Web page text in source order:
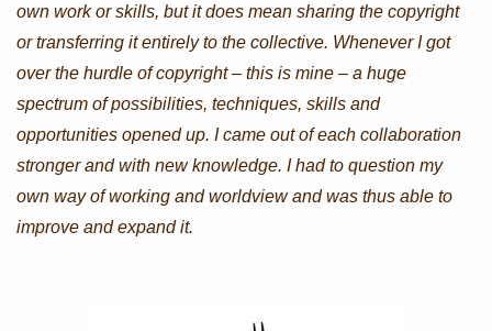
own work or skills, but it does mean sharing the copyright
or transferring it entirely to the collective. Whenever I got
over the hurdle of copyright – this is mine – a huge
spectrum of possibilities, techniques, skills and
opportunities opened up. I came out of each collaboration
stronger and with new knowledge. I had to question my
own way of working and worldview and was thus able to
improve and expand it.